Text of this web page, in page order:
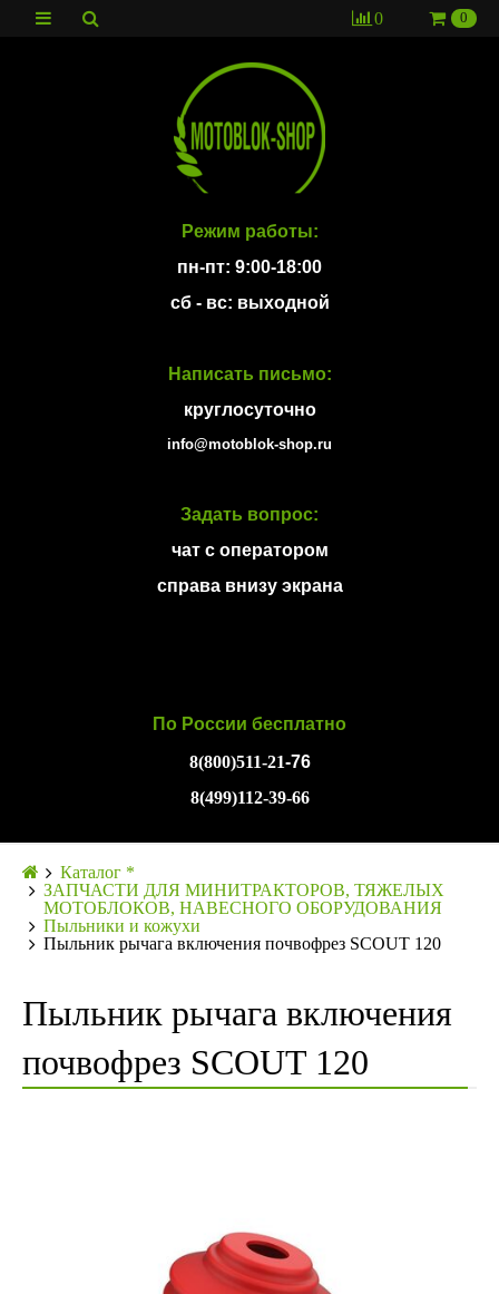
0 0
Режим работы:
пн-пт: 9:00-18:00
сб - вс: выходной
Написать письмо:
круглосуточно
info@motoblok-shop.ru
Задать вопрос:
чат с оператором
справа внизу экрана
По России бесплатно
8(800)511-21-76
8(499)112-39-66
Каталог *
ЗАПЧАСТИ ДЛЯ МИНИТРАКТОРОВ, ТЯЖЕЛЫХ
МОТОБЛОКОВ, НАВЕСНОГО ОБОРУДОВАНИЯ
Пыльники и кожухи
Пыльник рычага включения почвофрез SCOUT 120
Пыльник рычага включения
почвофрез SCOUT 120